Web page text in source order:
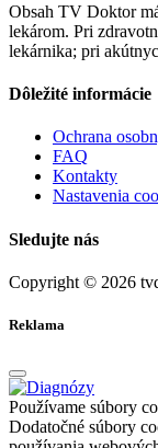
Obsah TV Doktor
lekárom. Pri
lekárnika; pri
Dôležité informácie
Ochrana
FAQ
Kontakty
Nastavenia
Sledujte nás
Copyright © 2026
Reklama
Používame súbory
Dodatočné súbory